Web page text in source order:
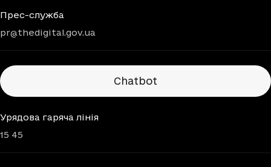
Прес-служба
pr@thedigital.gov.ua
Chatbots
Chatbot
Урядова гаряча лінія
15 45